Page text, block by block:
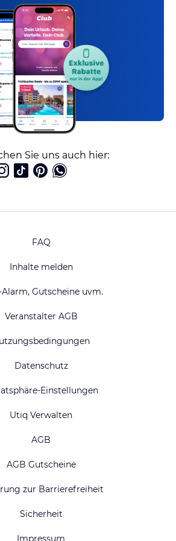
Sie uns auch hier:
FAQ
Inhalte melden
Alarm, Gutscheine uvm.
Veranstalter AGB
Datenschutz
Einstellungen
Utiq Verwalten
AGB
AGB Gutscheine
zur Barrierefreiheit
Sicherheit
Impressum